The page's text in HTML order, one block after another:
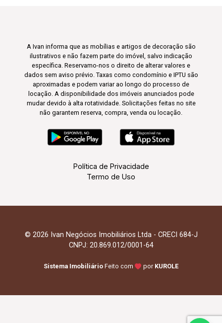
A Ivan informa que as mobílias e artigos de decoração são
ilustrativos e não fazem parte do imóvel, salvo indicação
específica. Reservamo-nos o direito de alterar valores e
dados sem aviso prévio. Taxas como condomínio e IPTU são
aproximadas e podem variar ao longo do processo de
locação. A disponibilidade dos imóveis anunciados pode
mudar devido à alta rotatividade. Solicitações feitas no site
não garantem reserva, compra, venda ou locação.
Política de Privacidade
Termo de Uso
© 2026 Ivan Negócios Imobiliários Ltda - CRECI 684-J
CNPJ: 20.869.012/0001-64
Sistema Imobiliário Feito com por KUROLE